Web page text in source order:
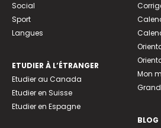
Les résultats
obtenues aux deux
classement des
promotion.
Des épreuves orales
notamment les
synthèse et
candidats.
Social
Sport
Langues
ETUDIER À L’ÉTRANGER
Etudier au Canada
Etudier en Suisse
Etudier en Espagne
Mon
BLOG